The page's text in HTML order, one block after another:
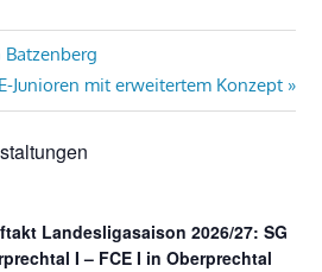
Junioren mit erweitertem Konzept
Landesligasaison 2026/27: SG
I – FCE I in Oberprechtal